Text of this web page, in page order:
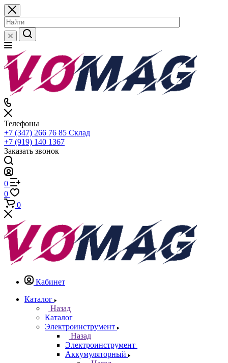
Телефоны
+7 (347) 266 76 85 Склад
+7 (919) 140 1367
Заказать звонок
0
0
0
Кабинет
Каталог
Назад
Каталог
Электроинструмент
Назад
Электроинструмент
Аккумуляторный